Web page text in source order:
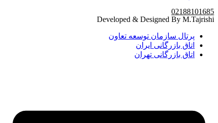
02188101685
Developed & Designed By M.Tajrishi
پرتال سازمان توسعه تعاون
اتاق بازرگانی ایران
اتاق بازرگانی تهران